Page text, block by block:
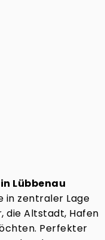
Lübbenau
zentraler Lage
die Altstadt, Hafen
Perfekter